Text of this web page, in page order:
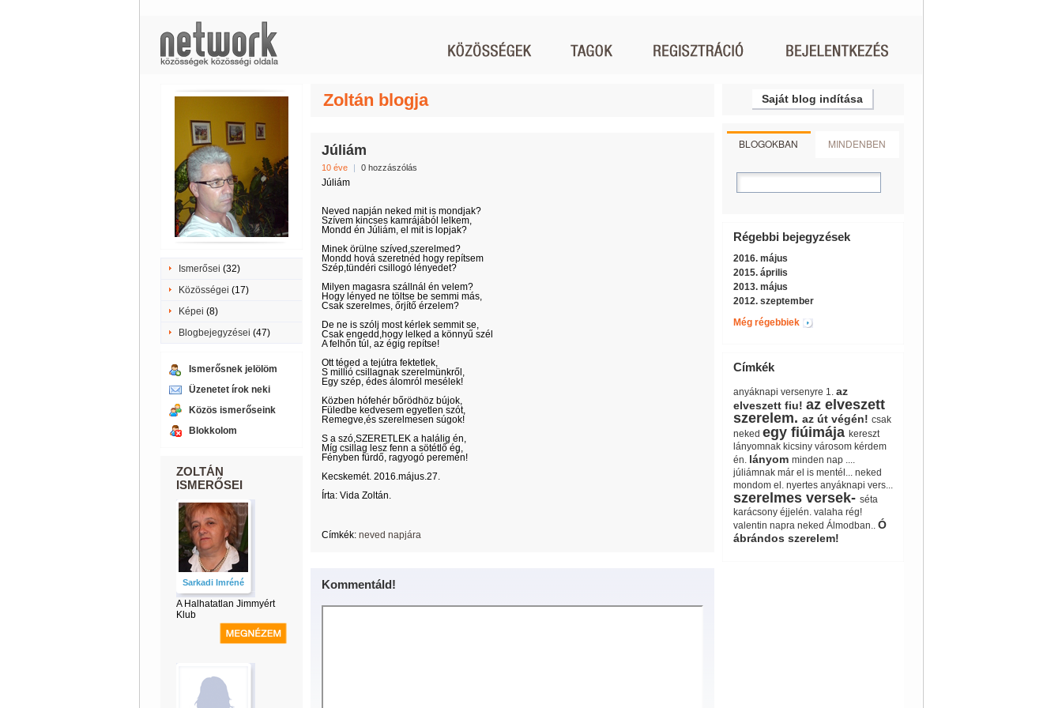
Ismerősei (32)
Közösségei (17)
Képei (8)
Blogbejegyzései (47)
Ismerősnek jelölöm
Üzenetet írok neki
Közös ismerőseink
Blokkolom
ZOLTÁN
ISMERŐSEI
Sarkadi Imréné
A Halhatatlan Jimmyért
Klub
Zoltán blogja
Júliám
10 éve | 0 hozzászólás
Júliám
Neved napján neked mit is mondjak?
Szívem kincses kamrájából lelkem,
Mondd én Júliám, el mit is lopjak?
Minek örülne szíved,szerelmed?
Mondd hová szeretnéd hogy repítsem
Szép,tündéri csillogó lényedet?
Milyen magasra szállnál én velem?
Hogy lényed ne töltse be semmi más,
Csak szerelmes, őrjítő érzelem?
De ne is szólj most kérlek semmit se,
Csak engedd,hogy lelked a könnyű szél
A felhőn túl, az égig repítse!
Ott téged a tejútra fektetlek,
S millió csillagnak szerelmünkről,
Egy szép, édes álomról mesélek!
Közben hófehér bőrödhöz bújok,
Füledbe kedvesem egyetlen szót,
Remegve,és szerelmesen súgok!
S a szó,SZERETLEK a halálig én,
Míg csillag lesz fenn a sötétlő ég,
Fényben fürdő, ragyogó peremén!
Kecskemét. 2016.május.27.
Írta: Vida Zoltán.
Címkék: neved napjára
Kommentáld!
Saját blog indítása
BLOGOKBAN MINDENBEN
Régebbi bejegyzések
2016. május
2015. április
2013. május
2012. szeptember
Még régebbiek
Címkék
anyáknapi versenyre 1. az
elveszett fiu! az elveszett
szerelem. az út végén! csak
neked egy fiúimája kereszt
lányomnak kicsiny városom kérdem
én. lányom minden nap ....
júliámnak már el is mentél... neked
mondom el. nyertes anyáknapi vers...
szerelmes versek- séta
karácsony éjjelén. valaha rég!
valentin napra neked Álmodban.. Ó
ábrándos szerelem!